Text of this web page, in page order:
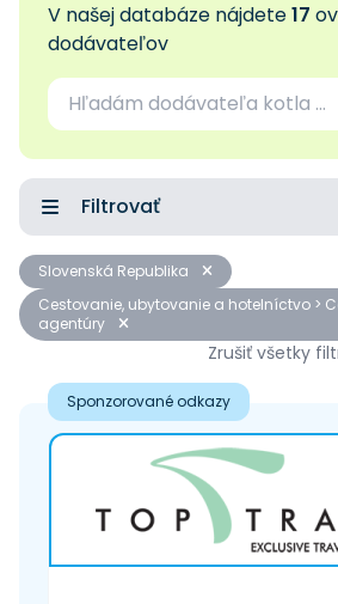
V našej databáze nájdete17
dodávateľov
Filtrovať
Slovenská Republika
Cestovanie, ubytovanie a hotelníctvo >
agentúry
Zrušiť všetky
Sponzorované odkazy